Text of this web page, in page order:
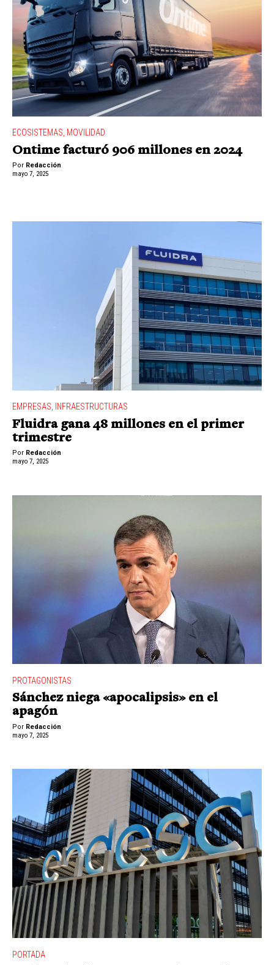
ECOSISTEMAS MOVILIDAD
Ontime facturó 906 millones en 2024
Por Redacción
mayo 7, 2025
EMPRESAS INFRAESTRUCTURAS
Fluidra gana 48 millones en el primer
trimestre
Por Redacción
mayo 7, 2025
PROTAGONISTAS
Sánchez niega «apocalipsis» en el
apagón
Por Redacción
mayo 7, 2025
PORTADA